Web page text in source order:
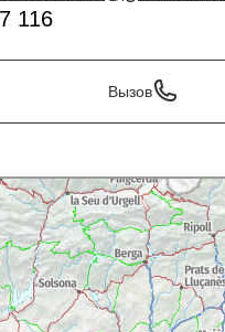
116
Вызов